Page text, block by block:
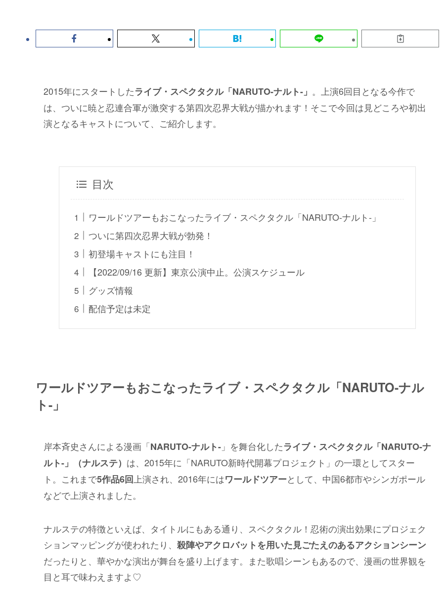
2015年にスタートしたライブ・スペクタクル「NARUTO-ナルト-」 。上演6回目となる今作で
は、ついに暁と忍連合軍が激突する第四次忍界大戦が描かれます！そこで今回は見どころや初出
演となるキャストについて、ご紹介します。
目次
ワールドツアーもおこなったライブ・スペクタクル「NARUTO-ナルト-」
ついに第四次忍界大戦が勃発！
初登場キャストにも注目！
【2022/09/16 更新】東京公演中止。公演スケジュール
グッズ情報
配信予定は未定
ワールドツアーもおこなったライブ・スペクタクル「NARUTO-ナル
ト-」
岸本斉史さんによる漫画「NARUTO-ナルト- 」を舞台化したライブ・スペクタクル「NARUTO-ナ
ルト-」（ナルステ） は、2015年に「NARUTO新時代開幕プロジェクト」の一環としてスター
ト。これまで5作品6回上演され、2016年にはワールドツアーとして、中国6都市やシンガポール
などで上演されました。
ナルステの特徴といえば、タイトルにもある通り、スペクタクル！忍術の演出効果にプロジェク
ションマッピングが使われたり、 殺陣やアクロバットを用いた見ごたえのあるアクションシーン
だったりと、華やかな演出が舞台を盛り上げます。また歌唱シーンもあるので、漫画の世界観を
目と耳で味わえますよ♡